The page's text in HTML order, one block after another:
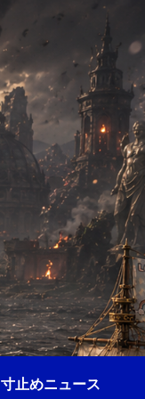
寸止めニュース